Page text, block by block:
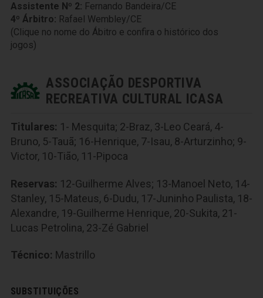
Assistente Nº 2: Fernando Bandeira/CE
4º Árbitro: Rafael Wembley/CE
(Clique no nome do Ábitro e confira o histórico dos
jogos)
ASSOCIAÇÃO DESPORTIVA
RECREATIVA CULTURAL ICASA
Titulares: 1- Mesquita; 2-Braz, 3-Leo Ceará, 4-
Bruno, 5-Tauã; 16-Henrique, 7-Isau, 8-Arturzinho; 9-
Victor, 10-Tião, 11-Pipoca
Reservas: 12-Guilherme Alves; 13-Manoel Neto, 14-
Stanley, 15-Mateus, 6-Dudu, 17-Juninho Paulista, 18-
Alexandre, 19-Guilherme Henrique, 20-Sukita, 21-
Lucas Petrolina, 23-Zé Gabriel
Técnico: Mastrillo
SUBSTITUIÇÕES